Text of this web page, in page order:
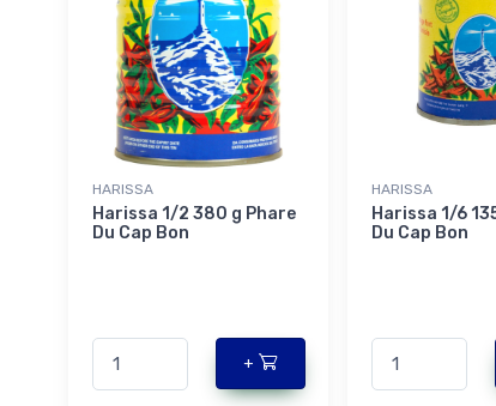
HARISSA
Harissa 1/2 380 g Phare
Du Cap Bon
+
HARISSA
Harissa 1/6
Du Cap Bon